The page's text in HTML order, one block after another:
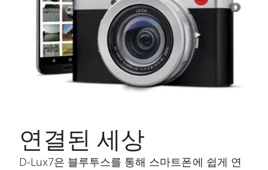
연결된 세상
D-Lux7은 블루투스를 통해 스마트폰에 쉽게 연